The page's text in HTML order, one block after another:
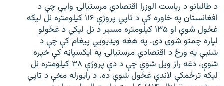
د طالبانو د ریاست الوزرا اقتصادي مرستیالۍ وایي چې د
افغانستان په خاوره کې د تاپي پروژې ۱۱۶ کیلومتره نل لیکه
غځول شوې او ۱۳۵ کیلومتره مسیر د نل لیکي د غځولو
لپاره چمتو شوی دی. په هغه ویډیویي پیغام کې چې د
شنبې په ورځ د اقتصادي مرستیالۍ په ایکسپاڼه کې خپره
شوې، دغه راز ویل شوي چې د دې پروژې ۳۸ کیلومتره نل
لیکه ترځمکې لاندې غځول شوې ده. د راپورله مخې د تاپي